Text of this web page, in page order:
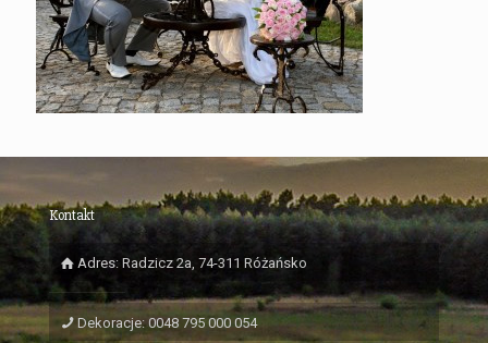
Kontakt
Adres: Radzicz 2a, 74-311 Różańsko
Dekoracje: 0048 795 000 054